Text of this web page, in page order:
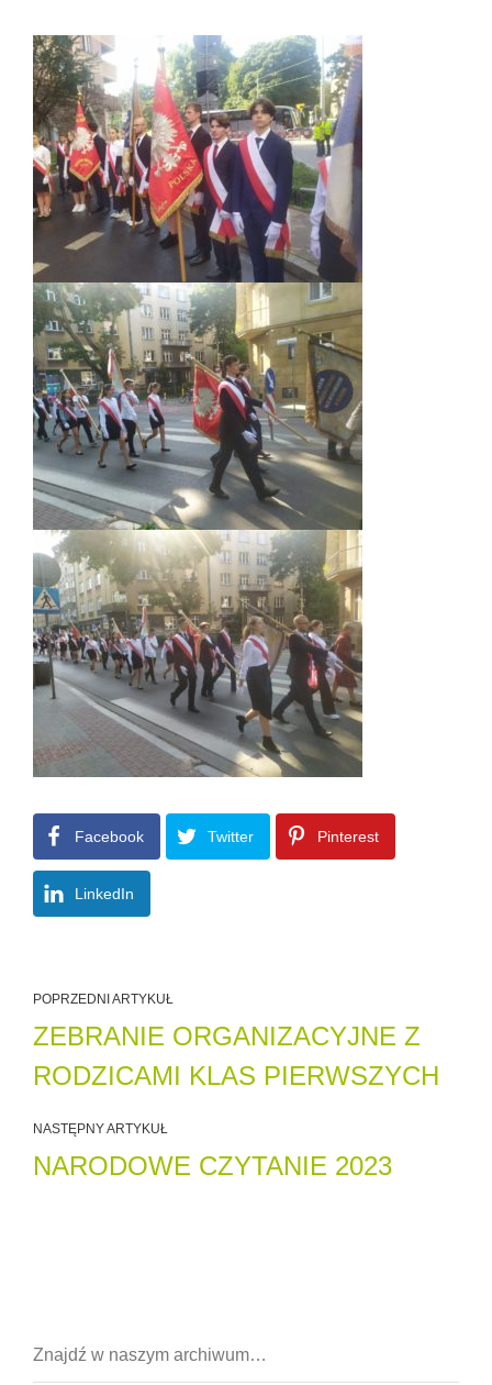
Facebook Twitter Pinterest
LinkedIn
POPRZEDNI ARTYKUŁ
ZEBRANIE ORGANIZACYJNE Z
RODZICAMI KLAS PIERWSZYCH
NASTĘPNY ARTYKUŁ
NARODOWE CZYTANIE 2023